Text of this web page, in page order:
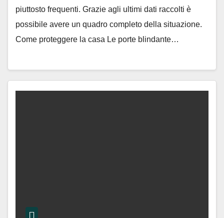
piuttosto frequenti. Grazie agli ultimi dati raccolti è
possibile avere un quadro completo della situazione.
Come proteggere la casa Le porte blindante…